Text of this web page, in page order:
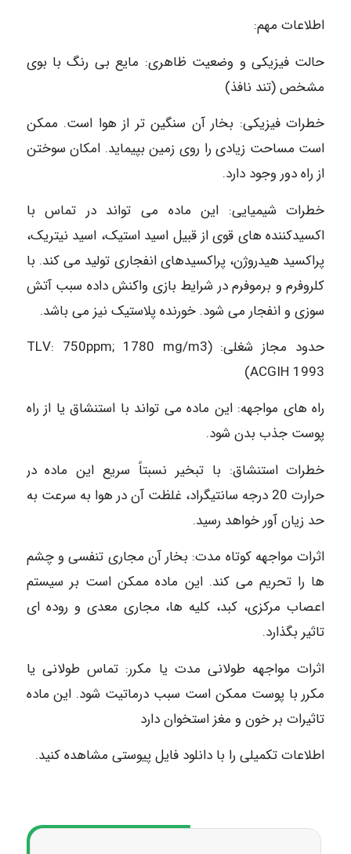
اطلاعات مهم:
حالت فیزیکی و وضعیت ظاهری: مایع بی رنگ با بوی
مشخص (تند نافذ)
خطرات فیزیکی: بخار آن سنگین تر از هوا است. ممکن
است مساحت زیادی را روی زمین بپیماید. امکان سوختن
از راه دور وجود دارد.
خطرات شیمیایی: این ماده می تواند در تماس با
اکسیدکننده های قوی از قبیل اسید استیک، اسید نیتریک،
پراکسید هیدروژن، پراکسیدهای انفجاری تولید می کند. با
کلروفرم و برموفرم در شرایط بازی واکنش داده سبب آتش
سوزی و انفجار می شود. خورنده پلاستیک نیز می باشد.
حدود مجاز شغلی: (TLV: 750ppm; 1780 mg/m3
(ACGIH 1993
راه های مواجهه: این ماده می تواند با استنشاق یا از راه
پوست جذب بدن شود.
خطرات استنشاق: با تبخیر نسبتاً سریع این ماده در
حرارت 20 درجه سانتیگراد، غلظت آن در هوا به سرعت به
حد زیان آور خواهد رسید.
اثرات مواجهه کوتاه مدت: بخار آن مجاری تنفسی و چشم
ها را تحریم می کند. این ماده ممکن است بر سیستم
اعصاب مرکزی، کبد، کلیه ها، مجاری معدی و روده ای
تاثیر بگذارد.
اثرات مواجهه طولانی مدت یا مکرر: تماس طولانی یا
مکرر با پوست ممکن است سبب درماتیت شود. این ماده
تاثیرات بر خون و مغز استخوان دارد
اطلاعات تکمیلی را با دانلود فایل پیوستی مشاهده کنید.